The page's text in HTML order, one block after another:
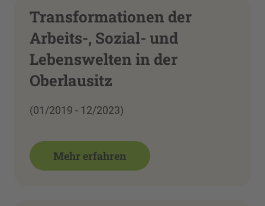
Transformationen der
Arbeits-, Sozial- und
Lebenswelten in der
Oberlausitz
(01/2019 - 12/2023)
Mehr erfahren